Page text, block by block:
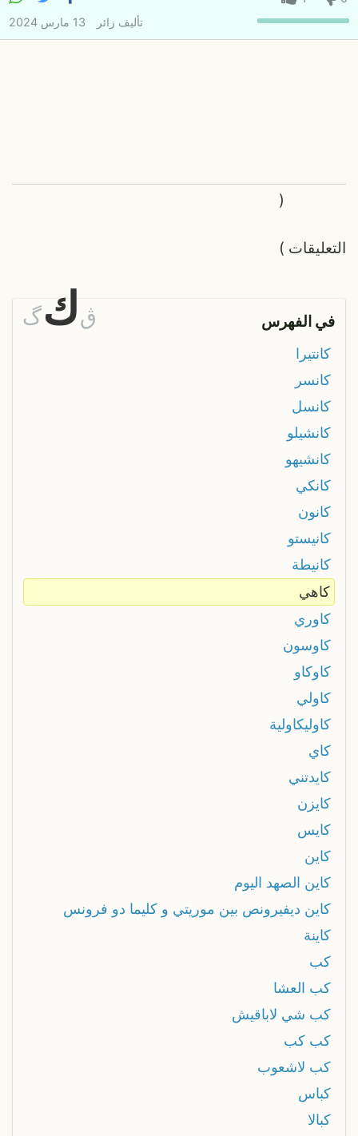
تأليف زائر 13 مارس 2024
التعليقات
(
)
في الفهرس ڨك گ
كانتيرا
كانسر
كانسل
كانشيلو
كانشيهو
كانكي
كانون
كانيستو
كانيطة
كاهي
كاوري
كاوسون
كاوكاو
كاولي
كاوليكاولية
كاي
كايدتني
كايزن
كايس
كاين
كاين الصهد اليوم
كاين ديفيرونص بين موريتي و كليما دو فرونس
كاينة
كب
كب العشا
كب شي لاباقيش
كب كب
كب لاشعوب
كباس
كبالا